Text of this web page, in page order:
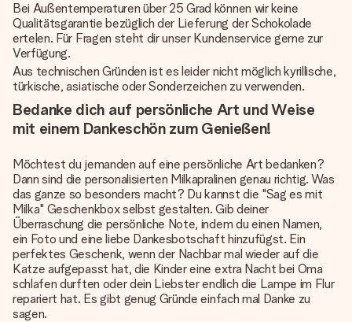
Bei Außentemperaturen über 25 Grad können wir keine
Qualitätsgarantie bezüglich der Lieferung der Schokolade
ertelen. Für Fragen steht dir unser Kundenservice gerne zur
Verfügung.
Aus technischen Gründen ist es leider nicht möglich kyrillische,
türkische, asiatische oder Sonderzeichen zu verwenden.
Bedanke dich auf persönliche Art und Weise
mit einem Dankeschön zum Genießen!
Möchtest du jemanden auf eine persönliche Art bedanken?
Dann sind die personalisierten Milkapralinen genau richtig. Was
das ganze so besonders macht? Du kannst die "Sag es mit
Milka" Geschenkbox selbst gestalten. Gib deiner
Überraschung die persönliche Note, indem du einen Namen,
ein Foto und eine liebe Dankesbotschaft hinzufügst. Ein
perfektes Geschenk, wenn der Nachbar mal wieder auf die
Katze aufgepasst hat, die Kinder eine extra Nacht bei Oma
schlafen durften oder dein Liebster endlich die Lampe im Flur
repariert hat. Es gibt genug Gründe einfach mal Danke zu
sagen.